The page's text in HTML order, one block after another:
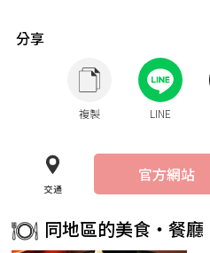
分享
複製 LINE
交通
官方網站
同地區的美食・餐廳